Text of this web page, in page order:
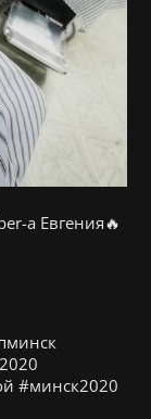
а Евгения🔥
#минск2020